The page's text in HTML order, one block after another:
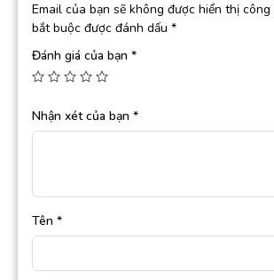
Email của bạn sẽ không được hiển thị công
bắt buộc được đánh dấu *
Đánh giá của bạn *
Nhận xét của bạn *
Tên *